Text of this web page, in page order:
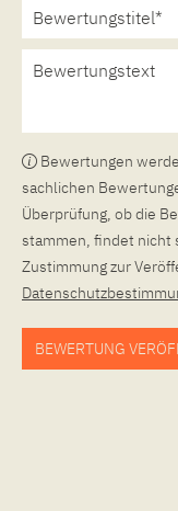
Bewertungen
sachlichen
Überprüfung, ob die
stammen, findet nicht
Zustimmung zur
BEWERTUNG